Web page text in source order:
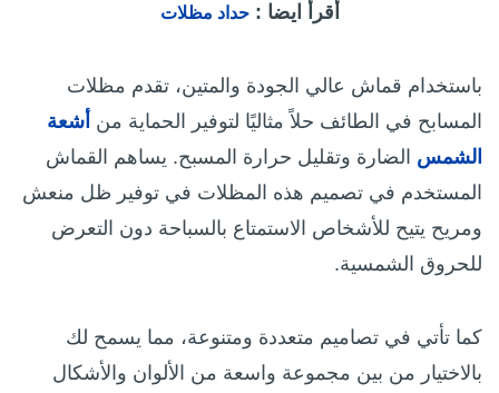
أقرأ ايضا : حداد مظلات
باستخدام قماش عالي الجودة والمتين، تقدم مظلات
المسابح في الطائف حلاً مثاليًا لتوفير الحماية من أشعة
الشمس الضارة وتقليل حرارة المسبح. يساهم القماش
المستخدم في تصميم هذه المظلات في توفير ظل منعش
ومريح يتيح للأشخاص الاستمتاع بالسباحة دون التعرض
للحروق الشمسية.
كما تأتي في تصاميم متعددة ومتنوعة، مما يسمح لك
بالاختيار من بين مجموعة واسعة من الألوان والأشكال